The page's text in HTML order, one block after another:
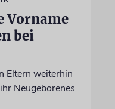
Vorname
bei
Eltern weiterhin
Neugeborenes